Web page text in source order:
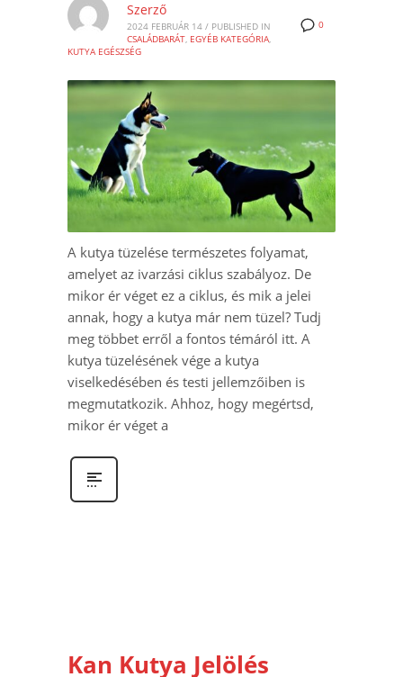
0
Szerző
2024 FEBRUÁR 14 / PUBLISHED IN
CSALÁDBARÁT, EGYÉB KATEGÓRIA,
KUTYA EGÉSZSÉG
A kutya tüzelése természetes folyamat,
amelyet az ivarzási ciklus szabályoz. De
mikor ér véget ez a ciklus, és mik a jelei
annak, hogy a kutya már nem tüzel? Tudj
meg többet erről a fontos témáról itt. A
kutya tüzelésének vége a kutya
viselkedésében és testi jellemzőiben is
megmutatkozik. Ahhoz, hogy megértsd,
mikor ér véget a
Kan Kutya Jelölés